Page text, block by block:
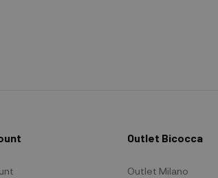
Outlet Bicocca
Outlet Milano